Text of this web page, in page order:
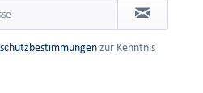
zur Kenntnis